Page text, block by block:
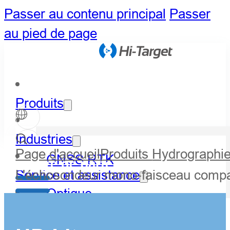
Passer au contenu principal Passer
au pied de page
Produits
GNSS RTK
Optique
Industries
Service et assistance
Centre de partenaires
Page d'accueilProduits
L'échosondeur mono-faisceau